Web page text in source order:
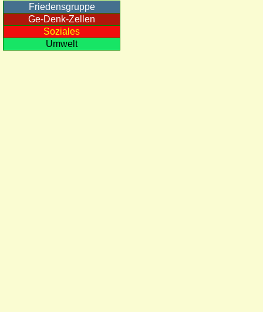
Friedensgruppe
Ge-Denk-Zellen
Soziales
Umwelt